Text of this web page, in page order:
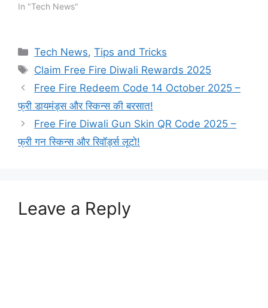
In "Tech News"
Categories
Tech News,Tips and Tricks
Tags
Claim Free Fire Diwali Rewards 2025
Free Fire Redeem Code 14 October 2025 –
फ्री डायमंड्स और स्किन्स की बरसात!
Free Fire Diwali Gun Skin QR Code 2025 –
फ्री गन स्किन्स और रिवॉर्ड्स लूटो!
Leave a Reply